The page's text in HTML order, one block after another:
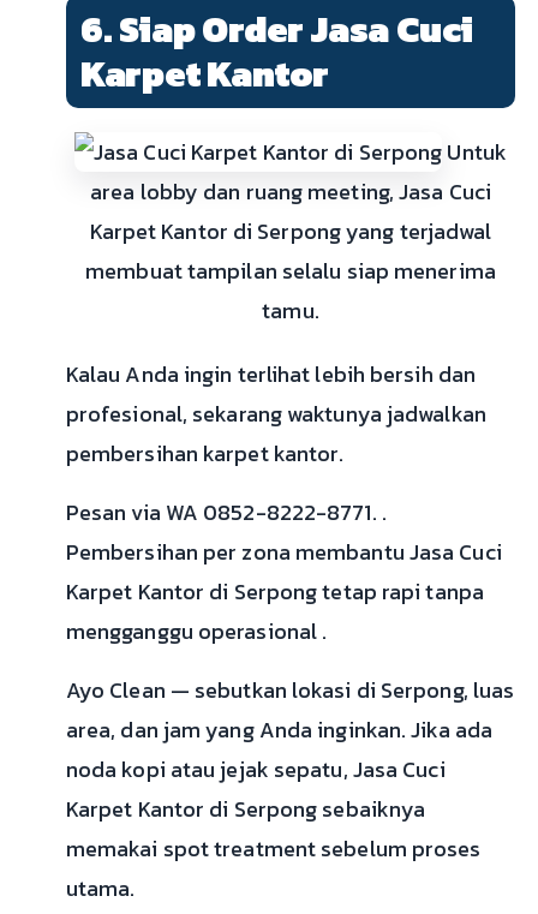
6. Siap Order Jasa Cuci
Karpet Kantor
Untuk
area lobby dan ruang meeting, Jasa Cuci
Karpet Kantor di Serpong yang terjadwal
membuat tampilan selalu siap menerima
tamu.
Kalau Anda ingin terlihat lebih bersih dan
profesional, sekarang waktunya jadwalkan
pembersihan karpet kantor.
Pesan via WA 0852-8222-8771. .
Pembersihan per zona membantu Jasa Cuci
Karpet Kantor di Serpong tetap rapi tanpa
mengganggu operasional .
Ayo Clean — sebutkan lokasi di Serpong, luas
area, dan jam yang Anda inginkan. Jika ada
noda kopi atau jejak sepatu, Jasa Cuci
Karpet Kantor di Serpong sebaiknya
memakai spot treatment sebelum proses
utama.